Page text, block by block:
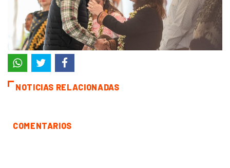
NOTICIAS RELACIONADAS
COMENTARIOS